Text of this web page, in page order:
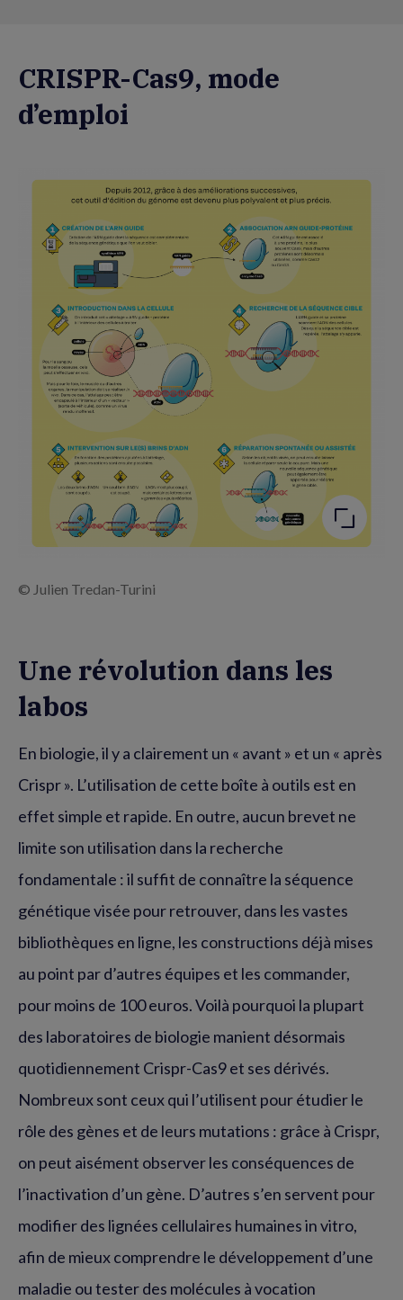
CRISPR-Cas9, mode
d’emploi
Agrandir
l'image
© Julien Tredan-Turini
Une révolution dans les
labos
En biologie, il y a clairement un « avant » et un « après
Crispr ». L’utilisation de cette boîte à outils est en
effet simple et rapide. En outre, aucun brevet ne
limite son utilisation dans la recherche
fondamentale : il suffit de connaître la séquence
génétique visée pour retrouver, dans les vastes
bibliothèques en ligne, les constructions déjà mises
au point par d’autres équipes et les commander,
pour moins de 100 euros. Voilà pourquoi la plupart
des laboratoires de biologie manient désormais
quotidiennement Crispr-Cas9 et ses dérivés.
Nombreux sont ceux qui l’utilisent pour étudier le
rôle des gènes et de leurs mutations : grâce à Crispr,
on peut aisément observer les conséquences de
l’inactivation d’un gène. D’autres s’en servent pour
modifier des lignées cellulaires humaines in vitro,
afin de mieux comprendre le développement d’une
maladie ou tester des molécules à vocation